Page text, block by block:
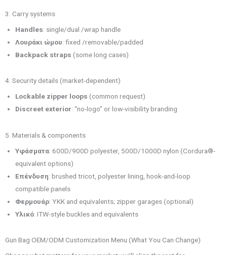
3. Carry systems
Handles: single/dual /wrap handle
Λουράκι ώμου: fixed /removable/padded
Backpack straps (some long cases)
4. Security details (market-dependent)
Lockable zipper loops (common request)
Discreet exterior: “no-logo” or low-visibility branding
5. Materials & components
Υφάσματα: 600D/900D polyester, 500D/1000D nylon (Cordura®-
equivalent options)
Επένδυση: brushed tricot, polyester lining, hook-and-loop
compatible panels
Φερμουάρ: YKK and equivalents; zipper garages (optional)
Υλικό: ITW-style buckles and equivalents
Gun Bag OEM/ODM Customization Menu (What You Can Change)